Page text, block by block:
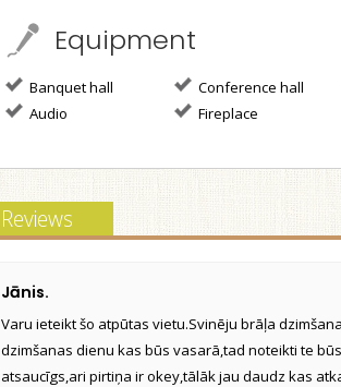
Equipment
Banquet hall Conference hall
Audio
Fireplace
Reviews
Jānis.
Varu ieteikt šo atpūtas vietu.Svinēju brāļa
dzimšanas dienu kas būs vasarā,tad noteikti te
atsaucīgs,ari pirtiņa ir okey,tālāk jau daudz kas